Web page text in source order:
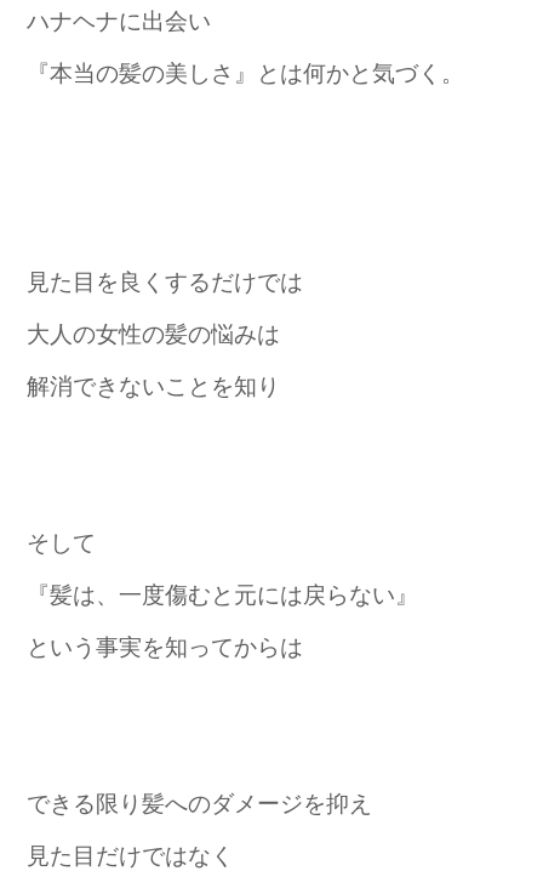
ハナヘナに出会い
『本当の髪の美しさ』とは何かと気づく。
見た目を良くするだけでは
大人の女性の髪の悩みは
解消できないことを知り
そして
『髪は、一度傷むと元には戻らない』
という事実を知ってからは
できる限り髪へのダメージを抑え
見た目だけではなく